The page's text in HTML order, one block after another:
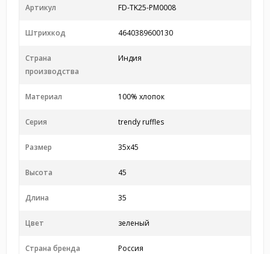
Артикул FD-TK25-PM0008
Штрихкод 4640389600130
Страна
производства
Индия
Материал 100% хлопок
Серия trendy ruffles
Размер 35x45
Высота 45
Длина 35
Цвет зеленый
Страна бренда Россия